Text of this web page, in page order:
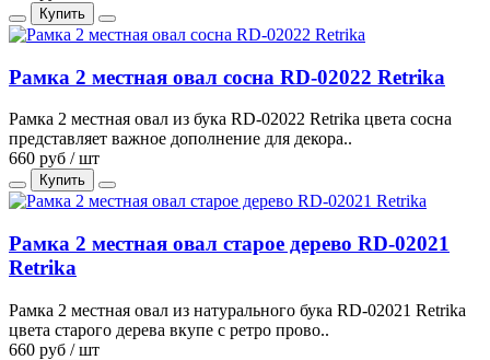
Купить
Рамка 2 местная овал сосна RD-02022 Retrika
Рамка 2 местная овал из бука RD-02022 Retrika цвета сосна
представляет важное дополнение для декора..
660 руб / шт
Купить
Рамка 2 местная овал старое дерево RD-02021
Retrika
Рамка 2 местная овал из натурального бука RD-02021 Retrika
цвета старого дерева вкупе с ретро прово..
660 руб / шт